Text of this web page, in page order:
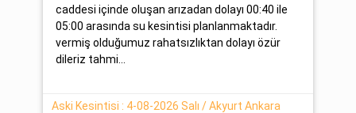
caddesi içinde oluşan arızadan dolayı 00:40 ile
05:00 arasında su kesintisi planlanmaktadır.
vermiş olduğumuz rahatsızlıktan dolayı özür
dileriz tahmi...
Aski Kesintisi : 4-08-2026 Salı / Akyurt Ankara